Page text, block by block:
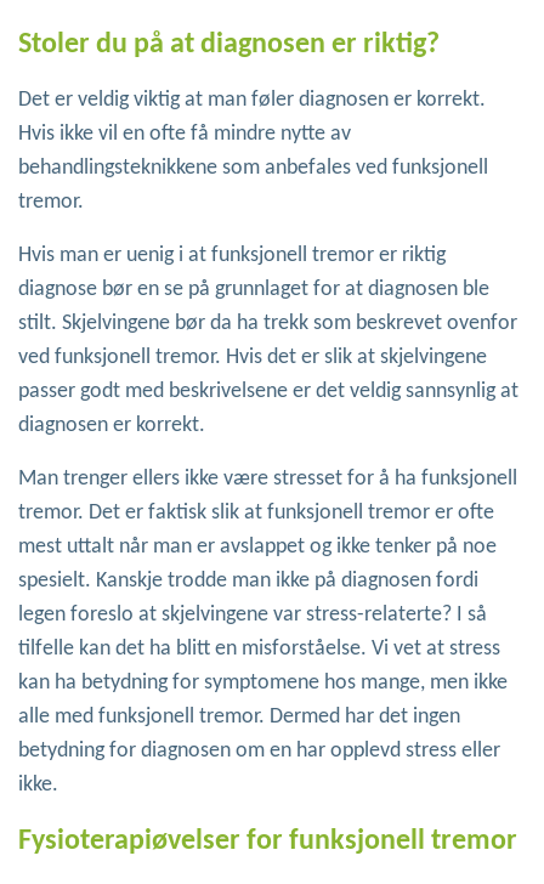
Stoler du på at diagnosen er riktig?
Det er veldig viktig at man føler diagnosen er korrekt.
Hvis ikke vil en ofte få mindre nytte av
behandlingsteknikkene som anbefales ved funksjonell
tremor.
Hvis man er uenig i at funksjonell tremor er riktig
diagnose bør en se på grunnlaget for at diagnosen ble
stilt. Skjelvingene bør da ha trekk som beskrevet ovenfor
ved funksjonell tremor. Hvis det er slik at skjelvingene
passer godt med beskrivelsene er det veldig sannsynlig at
diagnosen er korrekt.
Man trenger ellers ikke være stresset for å ha funksjonell
tremor. Det er faktisk slik at funksjonell tremor er ofte
mest uttalt når man er avslappet og ikke tenker på noe
spesielt. Kanskje trodde man ikke på diagnosen fordi
legen foreslo at skjelvingene var stress-relaterte? I så
tilfelle kan det ha blitt en misforståelse. Vi vet at stress
kan ha betydning for symptomene hos mange, men ikke
alle med funksjonell tremor. Dermed har det ingen
betydning for diagnosen om en har opplevd stress eller
ikke.
Fysioterapiøvelser for funksjonell tremor